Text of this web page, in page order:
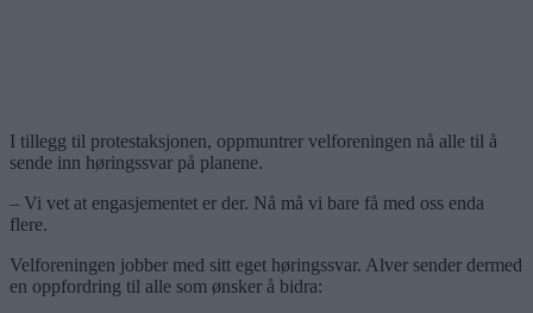
I tillegg til protestaksjonen, oppmuntrer velforeningen nå alle til å
sende inn høringssvar på planene.
– Vi vet at engasjementet er der. Nå må vi bare få med oss enda
flere.
Velforeningen jobber med sitt eget høringssvar. Alver sender dermed
en oppfordring til alle som ønsker å bidra: